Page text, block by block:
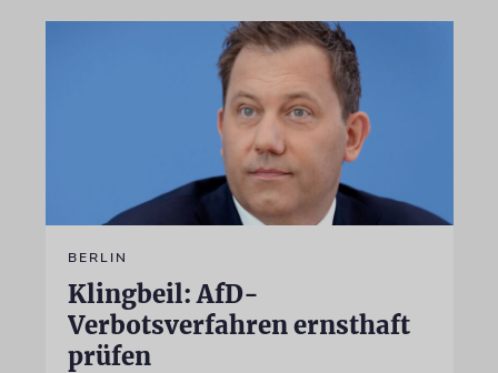
BERLIN
Klingbeil: AfD-
Verbotsverfahren ernsthaft
prüfen